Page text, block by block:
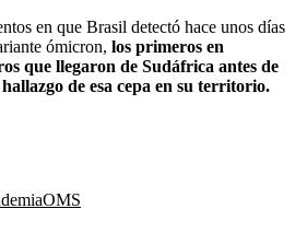
en que Brasil detectó hace unos días
ómicron, los primeros en
que llegaron de Sudáfrica antes de
de esa cepa en su territorio.
OMS